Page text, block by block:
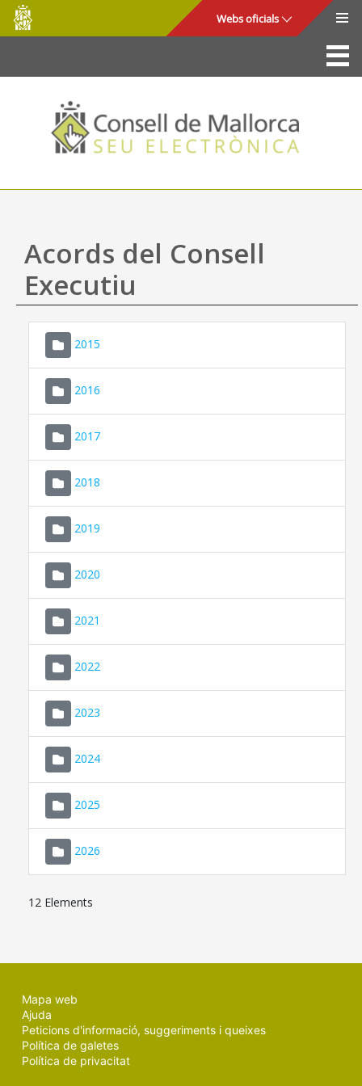
Salta al contingut principal
Consell
de
Mallorca
Webs oficials
La Seu
Consell de Mallorca
Accés i seguretat
Utilitats
Ajuda
Acords del Consell
Executiu
2015
2016
2017
2018
2019
2020
2021
2022
2023
2024
2025
2026
12 Elements
Mapa web
Ajuda
Peticions d'informació, suggeriments i queixes
Política de galetes
Política de privacitat